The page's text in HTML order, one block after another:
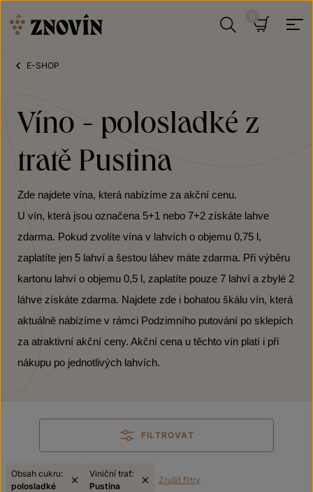
E-SHOP
Víno - polosladké z
tratě Pustina
Zde najdete vína, která nabízíme za akční cenu.
U vín, která jsou označena 5+1 nebo 7+2 získáte lahve
zdarma. Pokud zvolíte vína v lahvích o objemu 0,75 l,
zaplatíte jen 5 lahví a šestou láhev máte zdarma. Při výběru
kartonu lahví o objemu 0,5 l, zaplatíte pouze 7 lahví a zbylé 2
láhve získáte zdarma. Najdete zde i bohatou škálu vín, která
aktuálně nabízíme v rámci Podzimního putování po sklepích
za atraktivní akční ceny. Akční cena u těchto vín platí i při
nákupu po jednotlivých lahvích.
FILTROVAT
Obsah cukru:
polosladké
Viniční trať:
Pustina
Zrušit filtry